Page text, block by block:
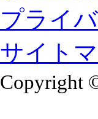
プライ
サイト
Copyright